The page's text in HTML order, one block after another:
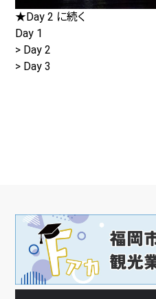
★Day 2 に続く
Day 1
> Day 2
> Day 3